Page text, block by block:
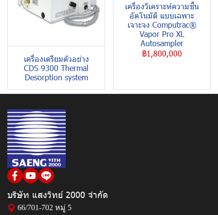
เครื่องเตรียมตัวอย่าง
CDS 9300 Thermal
Desorption system
เครื่องวิเคราะห์ความชื้น
อัตโนมัติ แบบเฉพาะ
เจาะจง Computrac®
Vapor Pro XL
Autosampler
฿1,800,000
บริษัท แสงวิทย์ 2000 จำกัด
66/701-702 หมู่ 5